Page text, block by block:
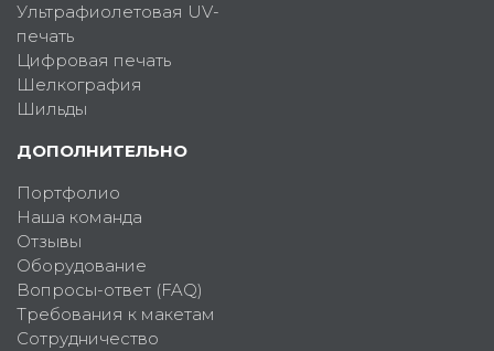
Ультрафиолетовая UV-
печать
Цифровая печать
Шелкография
Шильды
ДОПОЛНИТЕЛЬНО
Портфолио
Наша команда
Отзывы
Оборудование
Вопросы-ответ (FAQ)
Требования к макетам
Сотрудничество